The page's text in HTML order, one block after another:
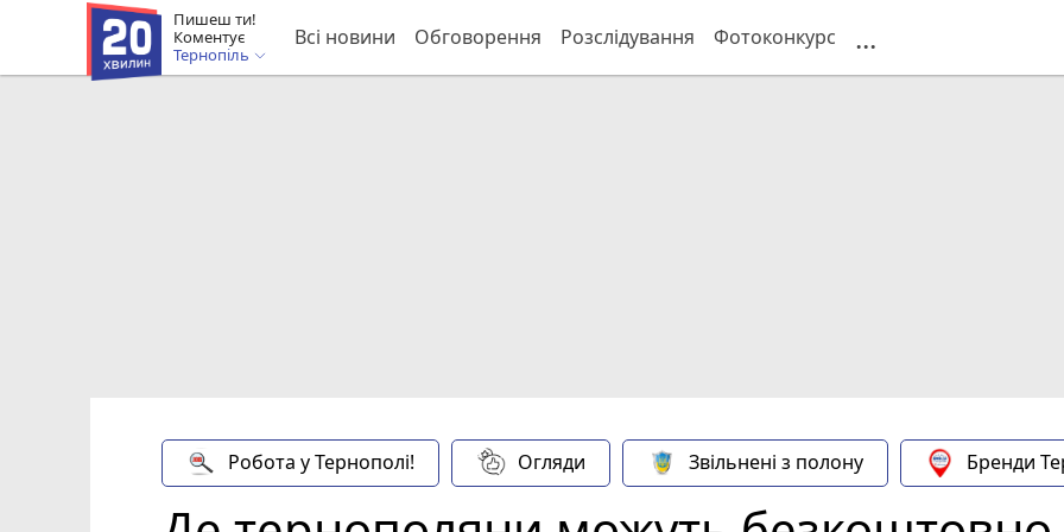
Пишеш ти!
Коментує
Тернопіль
Всі новини Обговорення Розслідування Фотоконкурс ...
Робота у Тернополі! Огляди Звільнені з полону Бренди